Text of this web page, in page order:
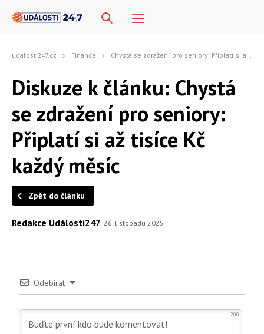
udalosti247.cz Finance Chystá se zdražení pro seniory: Připlatí si až tisíce Kč každý měsíc
Diskuze k článku: Chystá
se zdražení pro seniory:
Připlatí si až tisíce Kč
každý měsíc
Zpět do článku
Redakce Události247 26. listopadu 2025
Odebírat
200